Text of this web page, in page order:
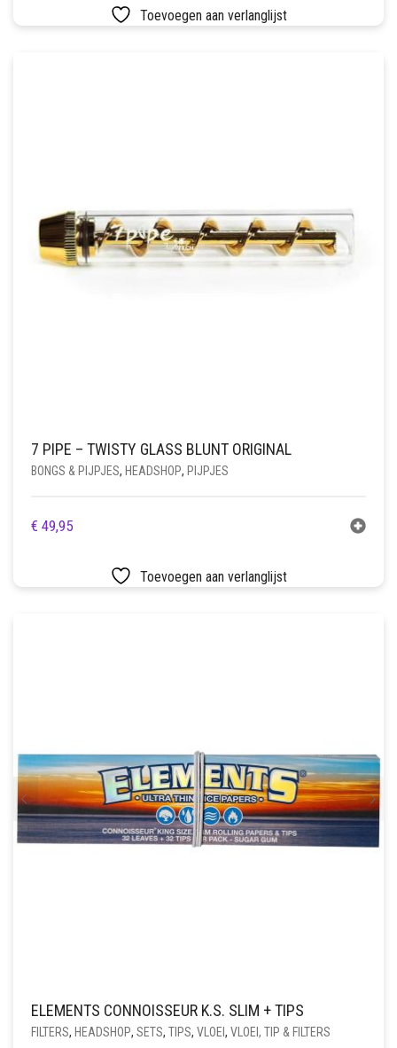
Toevoegen aan verlanglijst
7 PIPE – TWISTY GLASS BLUNT ORIGINAL
BONGS & PIJPJES, HEADSHOP, PIJPJES
€ 49,95
Toevoegen aan verlanglijst
ELEMENTS CONNOISSEUR K.S. SLIM + TIPS
FILTERS, HEADSHOP, SETS, TIPS, VLOEI , VLOEI, TIP & FILTERS